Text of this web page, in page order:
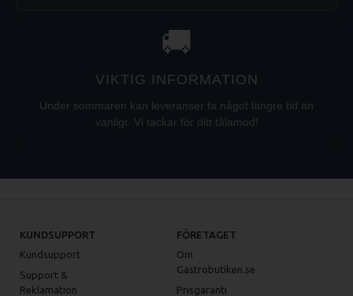
🚚
VIKTIG INFORMATION
Under sommaren kan leveranser ta något längre tid än
vanligt. Vi tackar för ditt tålamod!
KUNDSUPPORT
Kundsupport
Support &
Reklamation
FÖRETAGET
Om
Gastrobutiken.se
Prisgaranti